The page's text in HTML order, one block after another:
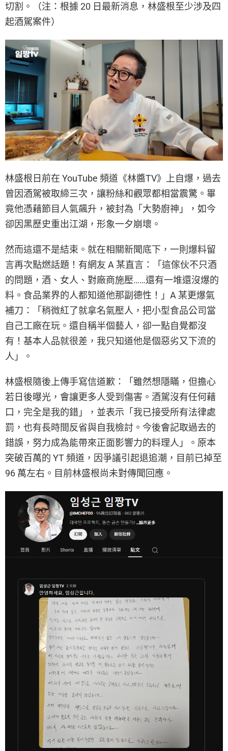
切割。（注：根據 20 日最新消息，林盛根至少涉及四
起酒駕案件）
林盛根日前在 YouTube 頻道《林醬TV》上自爆，過去
曾因酒駕被取締三次，讓粉絲和觀眾都相當震驚。畢
竟他憑藉節目人氣飆升，被封為「大勢廚神」，如今
卻因黑歷史重出江湖，形象一夕崩壞。
然而這還不是結束。就在相關新聞底下，一則爆料留
言再次點燃話題！有網友 A 某直言：「這傢伙不只酒
的問題，酒、女人、對廠商施壓……還有一堆還沒爆的
料。食品業界的人都知道他那副德性！」A 某更爆氣
補刀：「稍微紅了就拿名氣壓人，把小型食品公司當
自己工廠在玩。還自稱半個藝人，卻一點自覺都沒
有！基本人品就很差，我只知道他是個惡劣又下流的
人」。
林盛根隨後上傳手寫信道歉：「雖然想隱瞞，但擔心
若日後曝光，會讓更多人受到傷害。酒駕沒有任何藉
口，完全是我的錯」，並表示「我已接受所有法律處
罰，也有長時間反省與自我檢討。今後會記取過去的
錯誤，努力成為能帶來正面影響力的料理人」。原本
突破百萬的 YT 頻道，因爭議引起退追潮，目前已掉至
96 萬左右。目前林盛根尚未對傳聞回應。